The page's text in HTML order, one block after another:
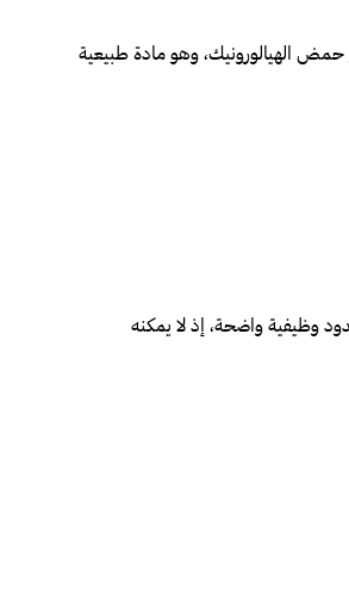
حمض الهيالورونيك، وهو مادة طبيعية
وظيفية واضحة، إذ لا يمكنه